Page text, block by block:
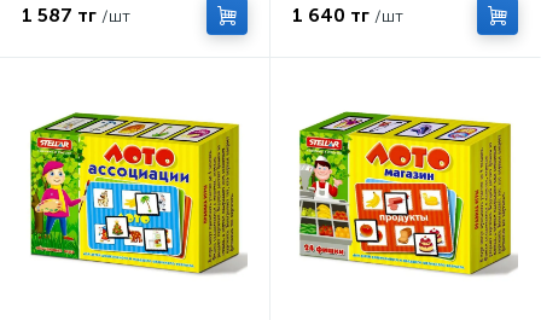
1 587 тг /шт 1 640 тг /шт